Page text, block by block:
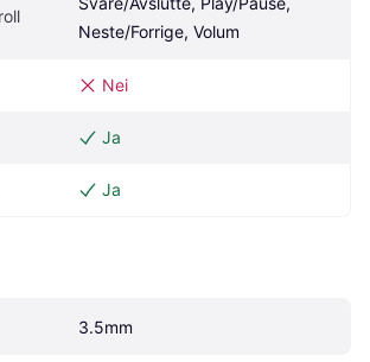
Neste/Forrige, Volum
Nei
Ja
Ja
3.5mm